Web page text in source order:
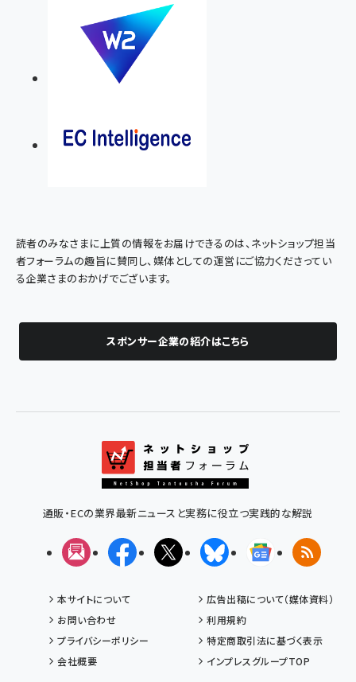
読者のみなさまに上質の情報をお届けできるのは、ネットショップ担当
者フォーラムの趣旨に賛同し、媒体としての運営にご協力くださってい
る企業さまのおかげでございます。
スポンサー企業の紹介はこちら
通販・ECの業界最新ニュースと実務に役立つ実践的な解説
メルマガFacebookX(エックス)BlueskyGoogleニュ
RSS
本サイトについて
広告出稿について（媒体資料）
お問い合わせ
利用規約
プライバシーポリシー
特定商取引法に基づく表示
会社概要
インプレスグループTOP